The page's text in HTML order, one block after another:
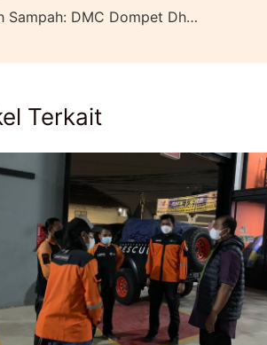
Atasi Limbah Sampah: DMC Dompet Dhuafa Fasilitasi Produksi Eco Enzyme
Terkait